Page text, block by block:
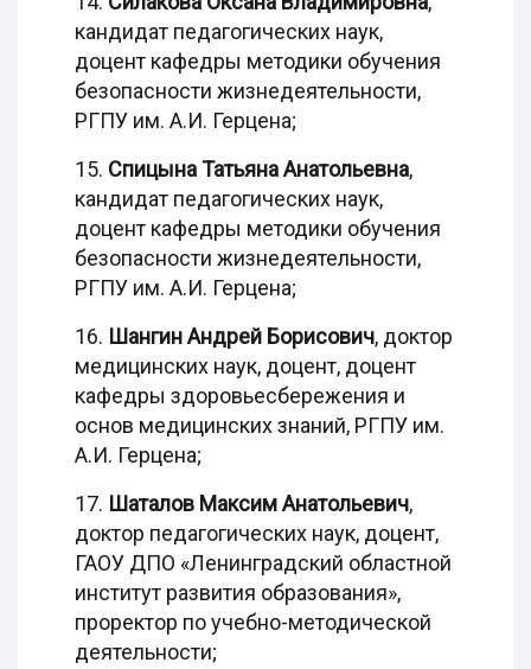
кандидат педагогических наук,
доцент кафедры методики обучения
безопасности жизнедеятельности,
РГПУ им. А.И. Герцена;
15. Спицына Татьяна Анатольевна,
кандидат педагогических наук,
доцент кафедры методики обучения
безопасности жизнедеятельности,
РГПУ им. А.И. Герцена;
16. Шангин Андрей Борисович, доктор
медицинских наук, доцент, доцент
кафедры здоровьесбережения и
основ медицинских знаний, РГПУ им.
А.И. Герцена;
17. Шаталов Максим Анатольевич,
доктор педагогических наук, доцент,
ГАОУ ДПО «Ленинградский областной
институт развития образования»,
проректор по учебно-методической
деятельности;